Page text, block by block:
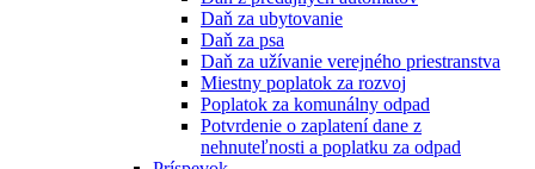
Daň za ubytovanie
Daň za psa
Daň za užívanie verejného priestranstva
Miestny poplatok za rozvoj
Poplatok za komunálny odpad
Potvrdenie o zaplatení dane z
nehnuteľnosti a poplatku za odpad